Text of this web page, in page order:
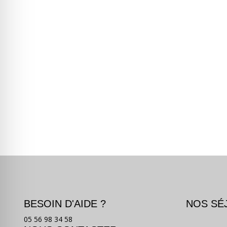
BESOIN D'AIDE ?
05 56 98 34 58
NOS